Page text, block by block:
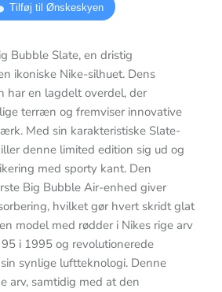
Tilføj til Ønskeskyen
Bubble Slate, en dristig
ikoniske Nike-silhuet. Dens
har en lagdelt overdel, der
terræn og fremviser innovative
Med sin karakteristiske Slate-
denne limited edition sig ud og
med sporty kant. Den
Big Bubble Air-enhed giver
hvilket gør hvert skridt glat
model med rødder i Nikes rige arv
i 1995 og revolutionerede
synlige luftteknologi. Denne
arv, samtidig med at den